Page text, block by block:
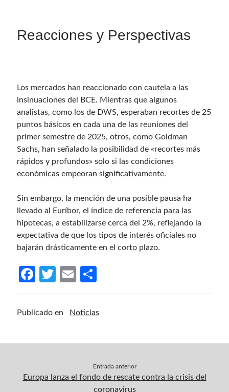
Reacciones y Perspectivas
Los mercados han reaccionado con cautela a las
insinuaciones del BCE. Mientras que algunos
analistas, como los de DWS, esperaban recortes de 25
puntos básicos en cada una de las reuniones del
primer semestre de 2025, otros, como Goldman
Sachs, han señalado la posibilidad de «recortes más
rápidos y profundos» solo si las condiciones
económicas empeoran significativamente.
Sin embargo, la mención de una posible pausa ha
llevado al Euríbor, el índice de referencia para las
hipotecas, a estabilizarse cerca del 2%, reflejando la
expectativa de que los tipos de interés oficiales no
bajarán drásticamente en el corto plazo.
Fa
ce
b
o
T
w
itt
E
m
ail
o
m
ar
Publicado en Noticias
Entrada anterior
Europa lanza el fondo de rescate contra la crisis del
coronavirus